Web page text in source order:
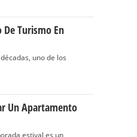
Turismo En
uno de los
Un Apartamento
estival es un